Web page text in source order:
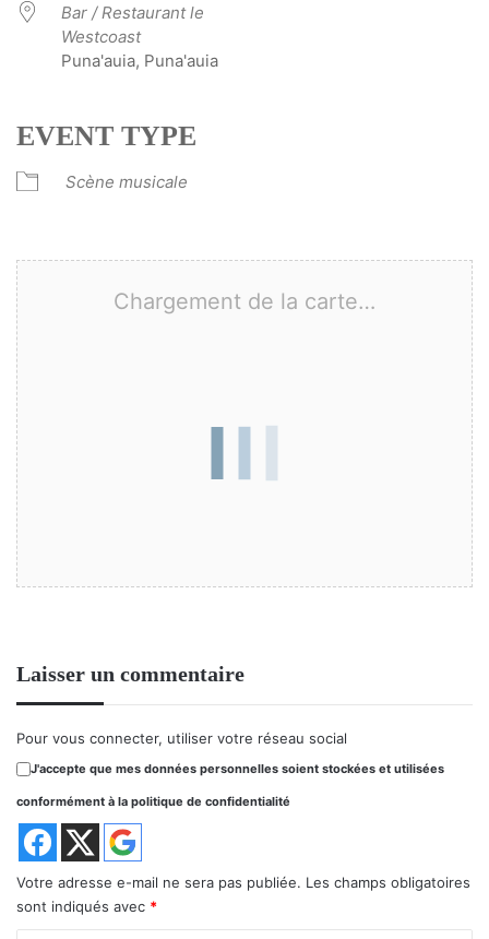
Bar / Restaurant le
Westcoast
Puna'auia, Puna'auia
EVENT TYPE
Scène musicale
Chargement de la carte…
Laisser un commentaire
Pour vous connecter, utiliser votre réseau social
J'accepte que mes données personnelles soient stockées et utilisées
conformément à la politique de confidentialité
Votre adresse e-mail ne sera pas publiée. Les champs obligatoires
sont indiqués avec *